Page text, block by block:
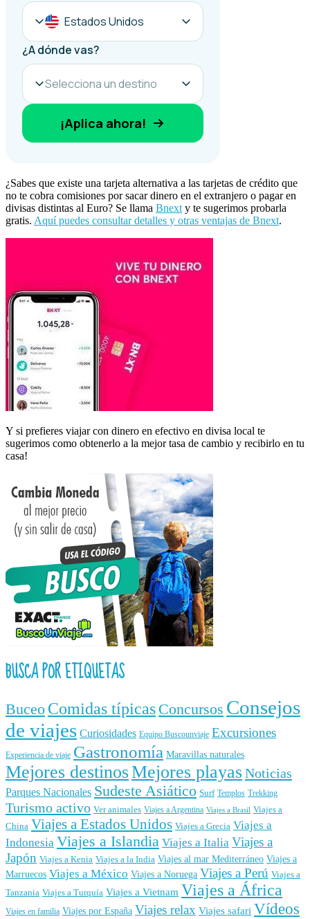
¿Sabes que existe una tarjeta alternativa a las tarjetas de crédito que
no te cobra comisiones por sacar dinero en el extranjero o pagar en
divisas distintas al Euro? Se llama Bnext y te sugerimos probarla
gratis. Aquí puedes consultar detalles y otras ventajas de Bnext.
Y si prefieres viajar con dinero en efectivo en divisa local te
sugerimos como obtenerlo a la mejor tasa de cambio y recibirlo en tu
casa!
BUSCA POR ETIQUETAS
Buceo Comidas típicas Concursos Consejos
de viajes Curiosidades Equipo Buscounviaje Excursiones
Experiencia de viaje Gastronomía Maravillas naturales
Mejores destinosMejores playasNoticias
Parques Nacionales Sudeste Asiático Surf Templos Trekking
Turismo activo Ver animales Viajes a Argentina Viajes a Brasil Viajes a
China Viajes a Estados Unidos Viajes a Grecia Viajes a
Indonesia Viajes a Islandia Viajes a Italia Viajes a
Japón Viajes a Kenia Viajes a la India Viajes al mar Mediterráneo Viajes a
Marruecos Viajes a México Viajes a Noruega Viajes a Perú Viajes a
Tanzania Viajes a Turquía Viajes a Vietnam Viajes a África
Viajes en familia Viajes por España Viajes relax Viajes safari Vídeos